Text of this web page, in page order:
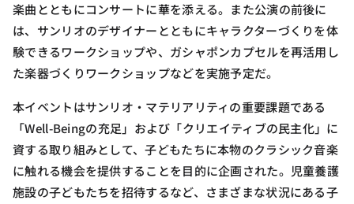
楽曲とともにコンサートに華を添える。また公演の前後に
は、サンリオのデザイナーとともにキャラクターづくりを体
験できるワークショップや、ガシャポンカプセルを再活用し
た楽器づくりワークショップなどを実施予定だ。
本イベントはサンリオ・マテリアリティの重要課題である
「Well-Beingの充足」および「クリエイティブの民主化」に
資する取り組みとして、子どもたちに本物のクラシック音楽
に触れる機会を提供することを目的に企画された。児童養護
施設の子どもたちを招待するなど、さまざまな状況にある子